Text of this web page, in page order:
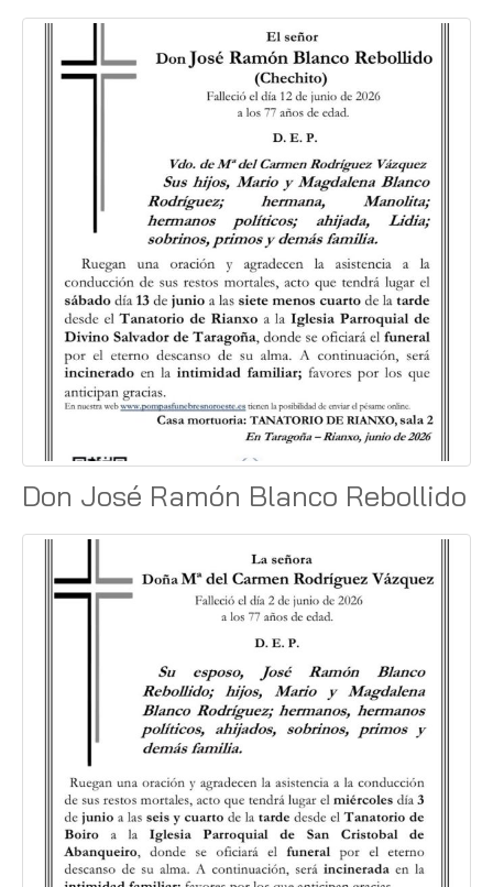
Don José Ramón Blanco Rebollido